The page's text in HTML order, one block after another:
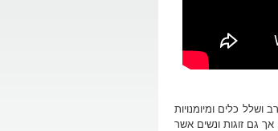
ושלל כלים ומיומנויות
גם זוגות ונשים אשר